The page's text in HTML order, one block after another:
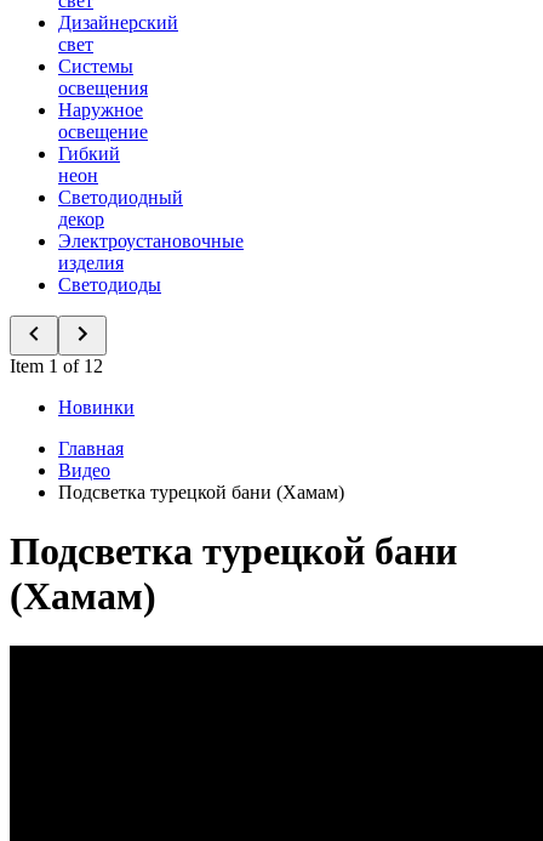
Дизайнерский
свет
Системы
освещения
Наружное
освещение
Гибкий
неон
Светодиодный
декор
Электроустановочные
изделия
Светодиоды
Item 1 of 12
Новинки
Главная
Видео
Подсветка турецкой бани (Хамам)
Подсветка турецкой бани
(Хамам)